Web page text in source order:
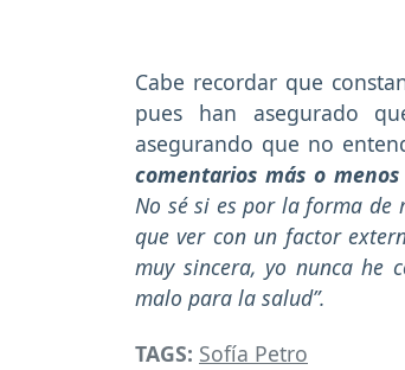
Cabe recordar que
pues han asegurado
asegurando que no
comentarios más o
No sé si es por la forma de
que ver con un factor
muy sincera, yo nunca he
malo para la salud”.
TAGS: Sofía Petro